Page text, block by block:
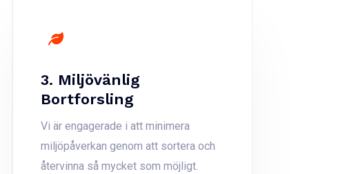
3. Miljövänlig
Bortforsling
Vi är engagerade i att minimera
miljöpåverkan genom att sortera och
återvinna så mycket som möjligt.